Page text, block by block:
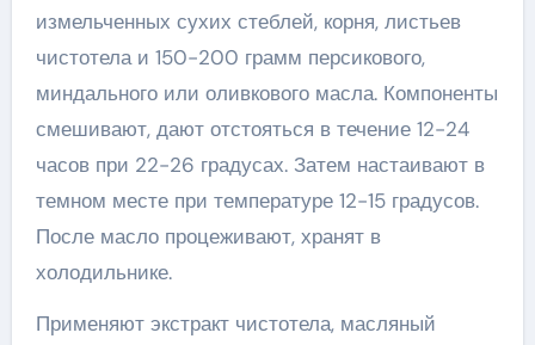
измельченных сухих стеблей, корня, листьев
чистотела и 150-200 грамм персикового,
миндального или оливкового масла. Компоненты
смешивают, дают отстояться в течение 12-24
часов при 22-26 градусах. Затем настаивают в
темном месте при температуре 12-15 градусов.
После масло процеживают, хранят в
холодильнике.
Применяют экстракт чистотела, масляный